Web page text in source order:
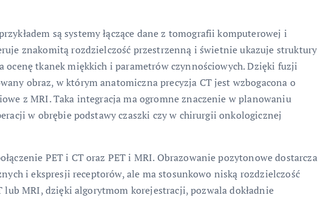
są systemy łączące dane z tomografii komputerowej i
znakomitą rozdzielczość przestrzenną i świetnie ukazuje struktury
ocenę tkanek miękkich i parametrów czynnościowych. Dzięki fuzji
obraz, w którym anatomiczna precyzja CT jest wzbogacona o
z MRI. Taka integracja ma ogromne znaczenie w planowaniu
w obrębie podstawy czaszki czy w chirurgii onkologicznej
PET i CT oraz PET i MRI. Obrazowanie pozytonowe dostarcza
i ekspresji receptorów, ale ma stosunkowo niską rozdzielczość
lub MRI, dzięki algorytmom korejestracji, pozwala dokładnie